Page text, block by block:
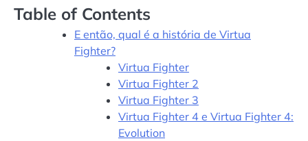
Table of Contents
E então, qual é a história de Virtua
Fighter?
Virtua Fighter
Virtua Fighter 2
Virtua Fighter 3
Virtua Fighter 4 e Virtua Fighter 4:
Evolution